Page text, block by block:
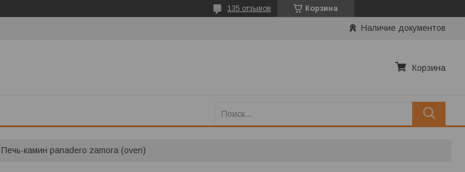
Корзина
135 отзывов
Наличие документов
Корзина
Печь-камин panadero zamora (oven)